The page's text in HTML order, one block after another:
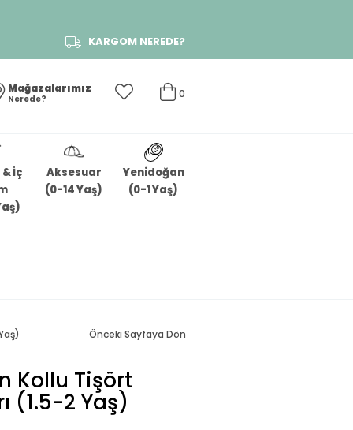
KARGOM NEREDE?
0
Mağazalarımız
Nerede?
İç
Aksesuar
(0-14 Yaş)
Yenidoğan
(0-1 Yaş)
Önceki Sayfaya Dön
Kollu Tişört
(1.5-2 Yaş)